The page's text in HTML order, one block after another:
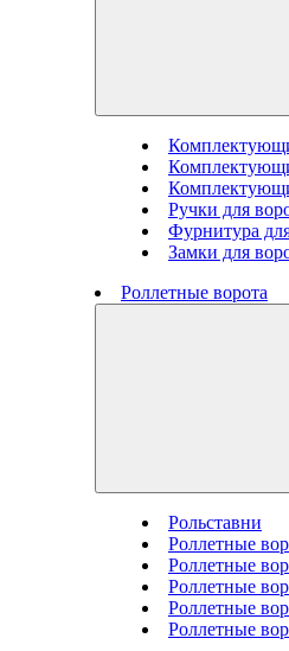
Ручки для
Фурнитура
Замки для
Роллетные ворота
Рольставни
Роллетные
Роллетные
Роллетные
Роллетные
Роллетные